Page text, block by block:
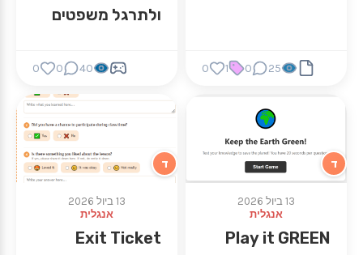
25
0
1
0
ולתרגל משפטים
באמצעות משחק
זיכרון מהנה.
40
0
0
ד
13 ביול 2026
אנגלית
Play it GREEN
ד
13 ביול 2026
אנגלית
Exit Ticket